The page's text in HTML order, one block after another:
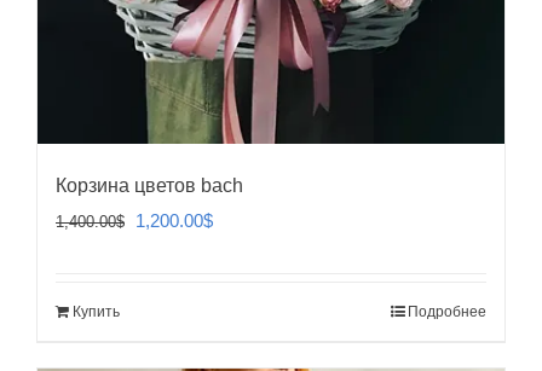
Корзина цветов bach
1,400.00$
Первоначальная
1,200.00$Текущая
Купить Подробнее